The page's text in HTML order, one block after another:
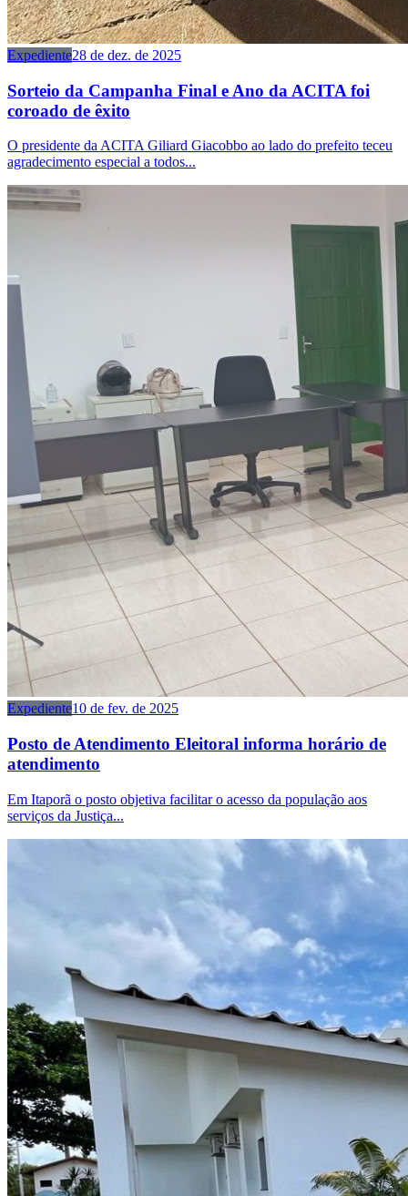
Expediente28 de dez. de 2025
Sorteio da Campanha Final e Ano da ACITA foi
coroado de êxito
O presidente da ACITA Giliard Giacobbo ao lado do prefeito teceu
agradecimento especial a todos...
Expediente10 de fev. de 2025
Posto de Atendimento Eleitoral informa horário de
atendimento
Em Itaporã o posto objetiva facilitar o acesso da população aos
serviços da Justiça...